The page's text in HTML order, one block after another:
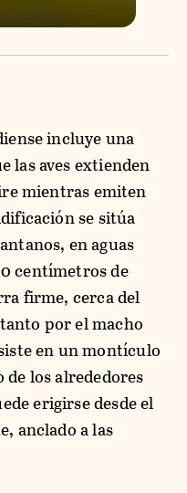
incluye una
las aves extienden
mientras emiten
se sitúa
en aguas
centímetros de
firme, cerca del
por el macho
en un montículo
los alrededores
erigirse desde el
anclado a las